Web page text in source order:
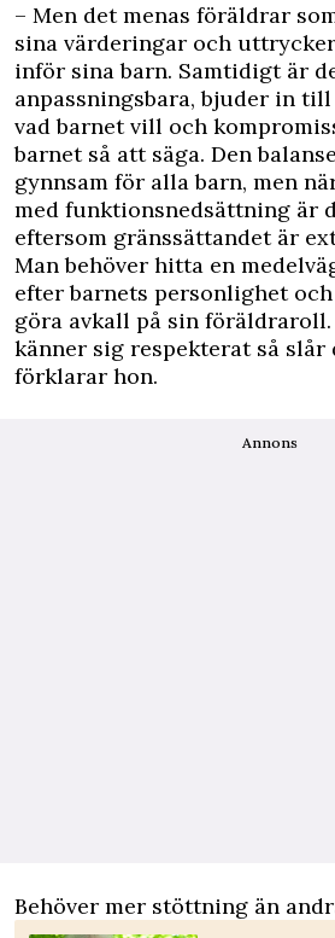
– Men det menas föräldrar
sina värderingar och
inför sina barn. Samtidigt är
anpassningsbara, bjuder in
vad barnet vill och
barnet så att säga. Den
gynnsam för alla barn, men
med funktionsnedsättning är
eftersom gränssättandet är
Man behöver hitta en
efter barnets personlighet
göra avkall på sin
känner sig respekterat så slår
förklarar hon.
Annons
Behöver mer stöttning än